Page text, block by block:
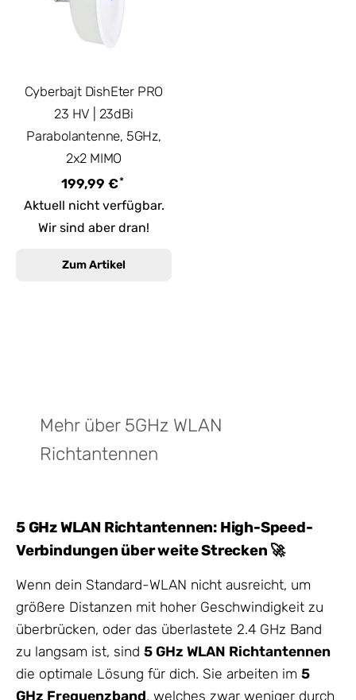
Cyberbajt DishEter PRO
23 HV | 23dBi
Parabolantenne, 5GHz,
2x2 MIMO
199,99 €*
Aktuell nicht verfügbar.
Wir sind aber dran!
Zum Artikel
Mehr über 5GHz WLAN
Richtantennen
5 GHz WLAN Richtantennen: High-Speed-
Verbindungen über weite Strecken 🚀
Wenn dein Standard-WLAN nicht ausreicht, um
größere Distanzen mit hoher Geschwindigkeit zu
überbrücken, oder das überlastete 2.4 GHz Band
zu langsam ist, sind 5 GHz WLAN Richtantennen
die optimale Lösung für dich. Sie arbeiten im 5
GHz Frequenzband, welches zwar weniger durch